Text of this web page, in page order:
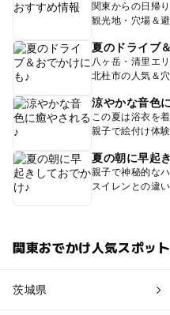
関東からの日帰
観光地・穴場＆
夏のドライブ
八ヶ岳・清里エ
北杜市の人気＆
涼やかな音色
この夏は浴衣を
親子で絵付け体
夏の朝に早起
親子で神秘的な
スイレンとの違
関東おでかけ人気スポッ
茨城県